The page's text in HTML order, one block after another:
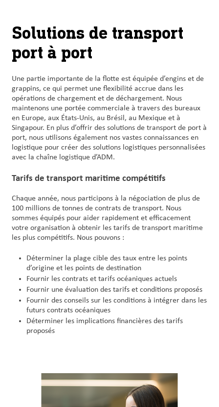
Approvisionnement
Investisseurs
Solutions de transport
port à port
Une partie importante de la flotte est équipée d’engins et de
grappins, ce qui permet une flexibilité accrue dans les
opérations de chargement et de déchargement. Nous
maintenons une portée commerciale à travers des bureaux
en Europe, aux États-Unis, au Brésil, au Mexique et à
Singapour. En plus d’offrir des solutions de transport de port à
port, nous utilisons également nos vastes connaissances en
logistique pour créer des solutions logistiques personnalisées
avec la chaîne logistique d’ADM.
Tarifs de transport maritime compétitifs
Chaque année, nous participons à la négociation de plus de
100 millions de tonnes de contrats de transport. Nous
sommes équipés pour aider rapidement et efficacement
votre organisation à obtenir les tarifs de transport maritime
les plus compétitifs. Nous pouvons :
Déterminer la plage cible des taux entre les points
d’origine et les points de destination
Fournir les contrats et tarifs océaniques actuels
Fournir une évaluation des tarifs et conditions proposés
Fournir des conseils sur les conditions à intégrer dans les
futurs contrats océaniques
Déterminer les implications financières des tarifs
proposés